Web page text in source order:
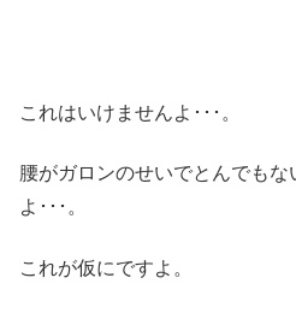
これはいけませんよ･･･。
腰がガロンのせいでとんでもな
よ･･･。
これが仮にですよ。